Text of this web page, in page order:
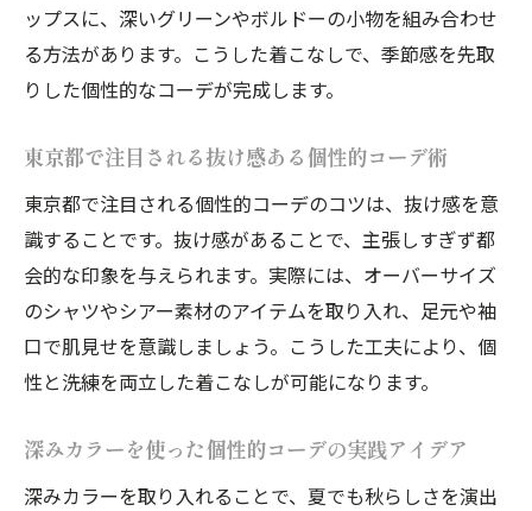
ップスに、深いグリーンやボルドーの小物を組み合わせ
る方法があります。こうした着こなしで、季節感を先取
りした個性的なコーデが完成します。
東京都で注目される抜け感ある個性的コーデ術
東京都で注目される個性的コーデのコツは、抜け感を意
識することです。抜け感があることで、主張しすぎず都
会的な印象を与えられます。実際には、オーバーサイズ
のシャツやシアー素材のアイテムを取り入れ、足元や袖
口で肌見せを意識しましょう。こうした工夫により、個
性と洗練を両立した着こなしが可能になります。
深みカラーを使った個性的コーデの実践アイデア
深みカラーを取り入れることで、夏でも秋らしさを演出